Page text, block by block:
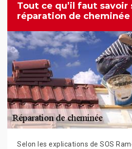
Tout ce qu’il faut
réparation de cheminée
Selon les explications de SOS